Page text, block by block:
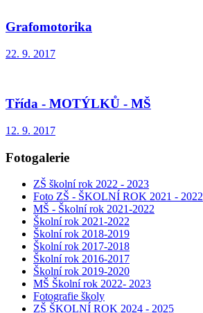
Grafomotorika
22. 9. 2017
Třída - MOTÝLKŮ - MŠ
12. 9. 2017
Fotogalerie
ZŠ školní rok 2022 - 2023
Foto ZŠ - ŠKOLNÍ ROK 2021 - 2022
MŠ - Školní rok 2021-2022
Školní rok 2021-2022
Školní rok 2018-2019
Školní rok 2017-2018
Školní rok 2016-2017
Školní rok 2019-2020
MŠ Školní rok 2022- 2023
Fotografie školy
ZŠ ŠKOLNÍ ROK 2024 - 2025